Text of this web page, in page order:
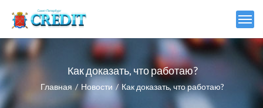
Как доказать, что работаю?
Главная Новости Как доказать, что работаю?